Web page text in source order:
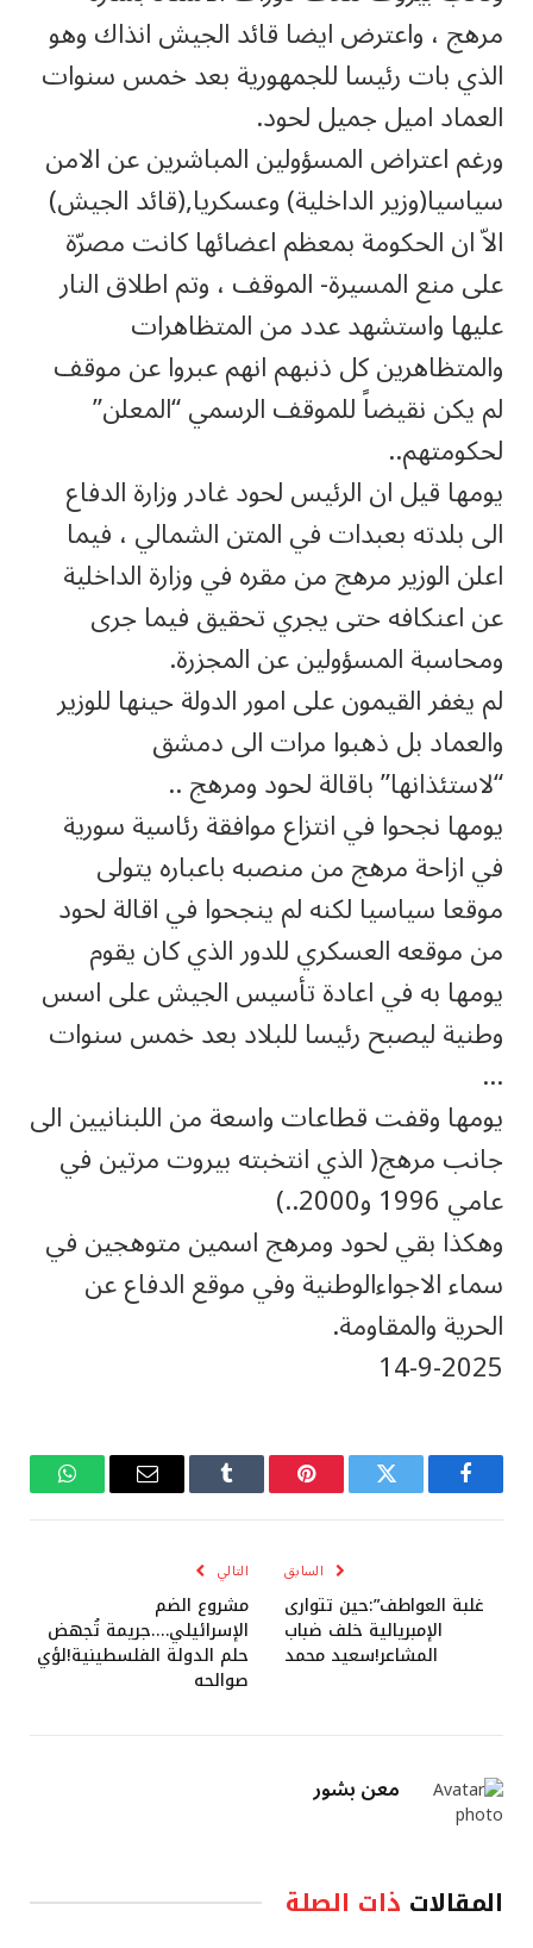
مرهج ، واعترض ايضا قائد الجيش انذاك وهو
الذي بات رئيسا للجمهورية بعد خمس سنوات
العماد اميل جميل لحود.
ورغم اعتراض المسؤولين المباشرين عن الامن
سياسيا(وزير الداخلية) وعسكريا,(قائد الجيش)
الاّ ان الحكومة بمعظم اعضائها كانت مصرّة
على منع المسيرة- الموقف ، وتم اطلاق النار
عليها واستشهد عدد من المتظاهرات
والمتظاهرين كل ذنبهم انهم عبروا عن موقف
لم يكن نقيضاً للموقف الرسمي “المعلن”
لحكومتهم..
يومها قيل ان الرئيس لحود غادر وزارة الدفاع
الى بلدته بعبدات في المتن الشمالي ، فيما
اعلن الوزير مرهج من مقره في وزارة الداخلية
عن اعنكافه حتى يجري تحقيق فيما جرى
ومحاسبة المسؤولين عن المجزرة.
لم يغفر القيمون على امور الدولة حينها للوزير
والعماد بل ذهبوا مرات الى دمشق
“لاستئذانها” باقالة لحود ومرهج ..
يومها نجحوا في انتزاع موافقة رئاسية سورية
في ازاحة مرهج من منصبه باعباره يتولى
موقعا سياسيا لكنه لم ينجحوا في اقالة لحود
من موقعه العسكري للدور الذي كان يقوم
يومها به في اعادة تأسيس الجيش على اسس
وطنية ليصبح رئيسا للبلاد بعد خمس سنوات
…
يومها وقفت قطاعات واسعة من اللبنانيين الى
جانب مرهج( الذي انتخبته بيروت مرتين في
عامي 1996 و2000..)
وهكذا بقي لحود ومرهج اسمين متوهجين في
سماء الاجواءالوطنية وفي موقع الدفاع عن
الحرية والمقاومة.
14-9-2025
فيسبوك تويتر بينتيريستTumblr
البريد
واتساب
السابق
غلبة العواطف”:حين تتوارى
الإمبريالية خلف ضباب
المشاعر!سعيد محمد
التالي
مشروع الضم
الإسرائيلي….جريمة تُجهض
حلم الدولة الفلسطينية!لؤي
صوالحه
معن بشور
المقالات ذات الصلة